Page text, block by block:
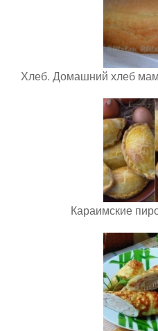
Хлеб. Домашний хлеб
Караимские